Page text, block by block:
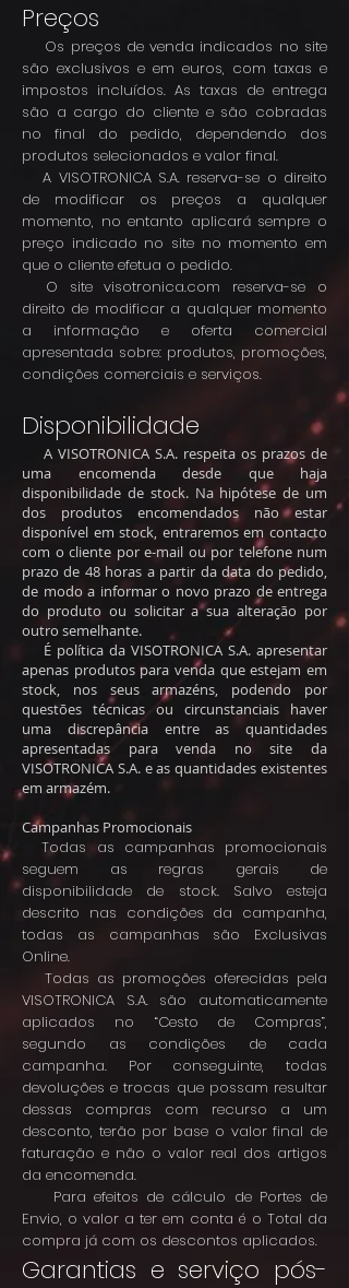
Preços
Os preços de venda indicados no site
são exclusivos e em euros, com taxas e
impostos incluídos. As taxas de entrega
são a cargo do cliente e são cobradas
no final do pedido, dependendo dos
produtos selecionados e valor final.
A VISOTRONICA S.A. reserva-se o direito
de modificar os preços a qualquer
momento, no entanto aplicará sempre o
preço indicado no site no momento em
que o cliente efetua o pedido.
O site visotronica.com reserva-se o
direito de modificar a qualquer momento
a informação e oferta comercial
apresentada sobre: produtos, promoções,
condições comerciais e serviços.
Disponibilidade
A VISOTRONICA S.A. respeita os prazos de
uma encomenda desde que haja
disponibilidade de stock. Na hipótese de um
dos produtos encomendados não estar
disponível em stock, entraremos em contacto
com o cliente por e-mail ou por telefone num
prazo de 48 horas a partir da data do pedido,
de modo a informar o novo prazo de entrega
do produto ou solicitar a sua alteração por
outro semelhante.
É política da VISOTRONICA S.A. apresentar
apenas produtos para venda que estejam em
stock, nos seus armazéns, podendo por
questões técnicas ou circunstanciais haver
uma discrepância entre as quantidades
apresentadas para venda no site da
VISOTRONICA S.A. e as quantidades existentes
em armazém.
Campanhas Promocionais
Todas as campanhas promocionais
seguem as regras gerais de
disponibilidade de stock. Salvo esteja
descrito nas condições da campanha,
todas as campanhas são Exclusivas
Online.
Todas as promoções oferecidas pela
VISOTRONICA S.A. são automaticamente
aplicados no “Cesto de Compras”,
segundo as condições de cada
campanha. Por conseguinte, todas
devoluções e trocas que possam resultar
dessas compras com recurso a um
desconto, terão por base o valor final de
faturação e não o valor real dos artigos
da encomenda.
Para efeitos de cálculo de Portes de
Envio, o valor a ter em conta é o Total da
compra já com os descontos aplicados.
Garantias e serviço pós-